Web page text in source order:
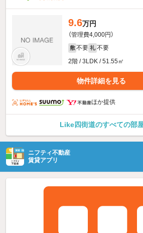
9.6万円
（管理費4,000円）
敷 不要 礼 不要
2階 / 3LDK / 51.55㎡
物件詳細を見る
ほか提供
Like四街道のすべての部
ニフティ不動産
賃貸アプリ